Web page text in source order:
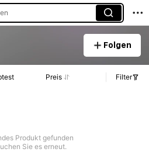
Folgen
Preis Filter
Produkt gefunden
Sie es erneut.